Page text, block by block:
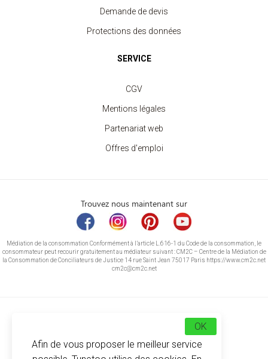
Demande de devis
Protections des données
SERVICE
CGV
Mentions légales
Partenariat web
Offres d'emploi
Trouvez nous maintenant sur
Médiation de la consommation Conformément à l’article L.616-1 du Code de la consommation, le
consommateur peut recourir gratuitement au médiateur suivant : CM2C – Centre de la Médiation de
la Consommation de Conciliateurs de Justice 14 rue Saint Jean 75017 Paris https://www.cm2c.net
cm2c@cm2c.net
Afin de vous proposer le meilleur service
OK